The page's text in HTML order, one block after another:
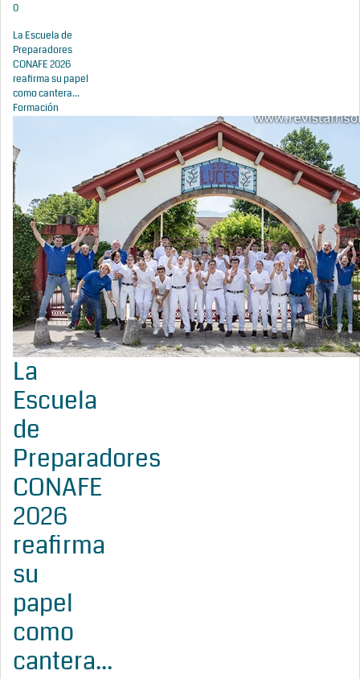
0
La Escuela de
Preparadores
CONAFE 2026
reafirma su papel
como cantera...
Formación
La
Escuela
de
Preparadores
CONAFE
2026
reafirma
su
papel
como
cantera...